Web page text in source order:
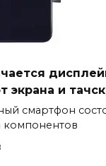
экрана и
смартфон
компонентов